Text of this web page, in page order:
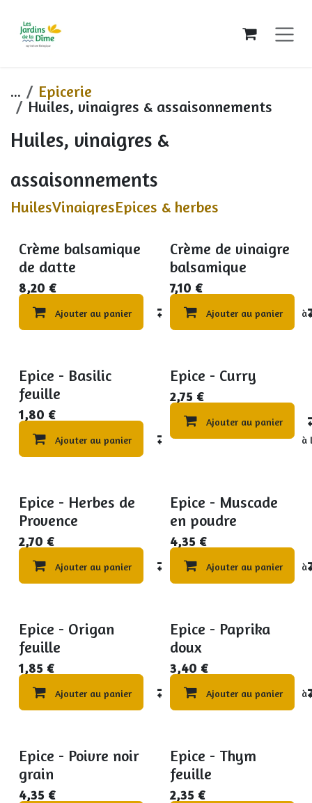
...
Epicerie
Huiles, vinaigres & assaisonnements
Huiles, vinaigres &
assaisonnements
HuilesVinaigresEpices & herbes
Crème balsamique
de datte
8,20 €
Ajouter au panier Compare Ajouter à
Crème de vinaigre
balsamique
7,10 €
Ajouter au panier
Epice - Basilic
feuille
1,80 €
Ajouter au panier Compare Ajouter à
Epice - Curry
2,75 €
Ajouter au panier
Epice - Herbes de
Provence
2,70 €
Ajouter au panier Compare Ajouter à
Epice - Muscade
en poudre
4,35 €
Ajouter au panier
Epice - Origan
feuille
1,85 €
Ajouter au panier Compare Ajouter à
Epice - Paprika
doux
3,40 €
Ajouter au panier
Epice - Poivre noir
grain
4,35 €
Epice - Thym
feuille
2,35 €